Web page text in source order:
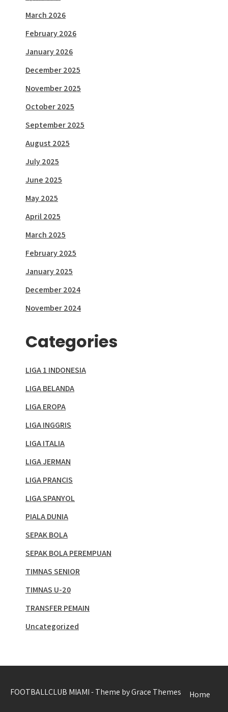
March 2026
February 2026
January 2026
December 2025
November 2025
October 2025
September 2025
August 2025
July 2025
June 2025
May 2025
April 2025
March 2025
February 2025
January 2025
December 2024
November 2024
Categories
LIGA 1 INDONESIA
LIGA BELANDA
LIGA EROPA
LIGA INGGRIS
LIGA ITALIA
LIGA JERMAN
LIGA PRANCIS
LIGA SPANYOL
PIALA DUNIA
SEPAK BOLA
SEPAK BOLA PEREMPUAN
TIMNAS SENIOR
TIMNAS U-20
TRANSFER PEMAIN
Uncategorized
FOOTBALLCLUB MIAMI - Theme by Grace Themes Home